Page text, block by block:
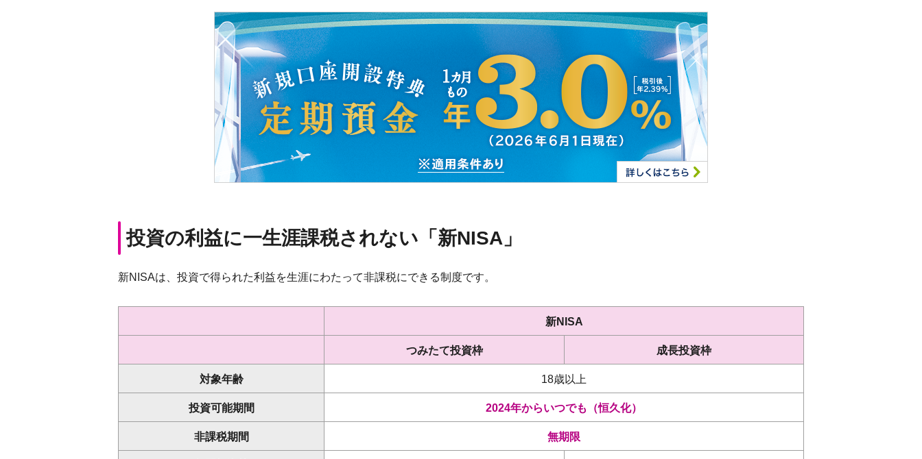
投資の利益に一生涯課税されない「新NISA」
新NISAは、投資で得られた利益を生涯にわたって非課税にできる制度です。
新NISA
つみたて投資枠 成長投資枠
対象年齢 18歳以上
投資可能期間 2024年からいつでも（恒久化）
非課税期間 無期限